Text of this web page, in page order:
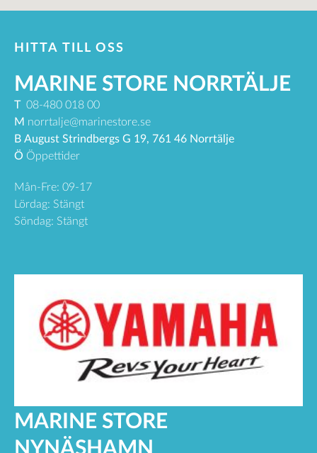
HITTA TILL OSS
MARINE STORE NORRTÄLJE
T08-480 018 00
M norrtalje@marinestore.se
BAugust Strindbergs G 19, 761 46 Norrtälje
Ö Öppettider
Mån-Fre: 09-17
Lördag: Stängt
Söndag: Stängt
MARINE STORE
NYNÄSHAMN